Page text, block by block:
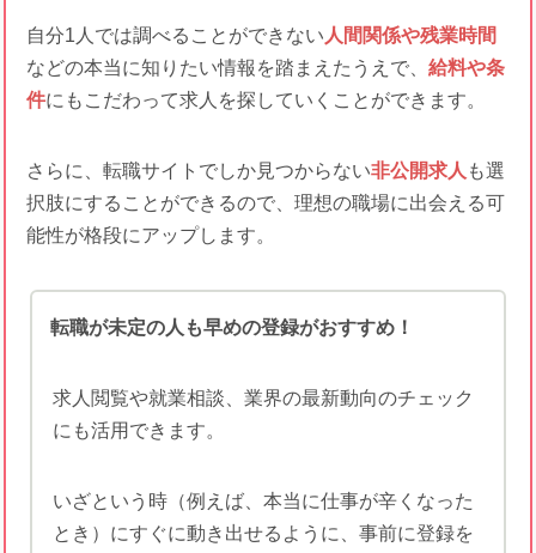
自分1人では調べることができない 人間関係や残業時間
などの本当に知りたい情報を踏まえたうえで、 給料や条
件にもこだわって求人を探していくことができます。
さらに、転職サイトでしか見つからない非公開求人 も選
択肢にすることができるので、理想の職場に出会える可
能性が格段にアップします。
転職が未定の人も早めの登録がおすすめ！
求人閲覧や就業相談、業界の最新動向のチェック
にも活用できます。
いざという時（例えば、本当に仕事が辛くなった
とき）にすぐに動き出せるように、事前に登録を